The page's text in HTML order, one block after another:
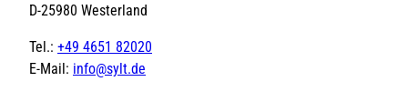
D-25980 Westerland
Tel.: +49 4651 82020
E-Mail: info@sylt.de